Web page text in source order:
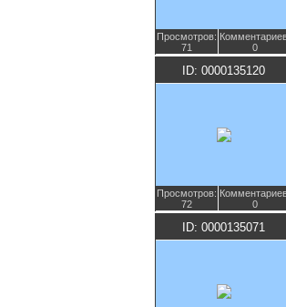
Просмотров:
71
0
ID: 0000135120
Просмотров:
72
0
ID: 0000135071